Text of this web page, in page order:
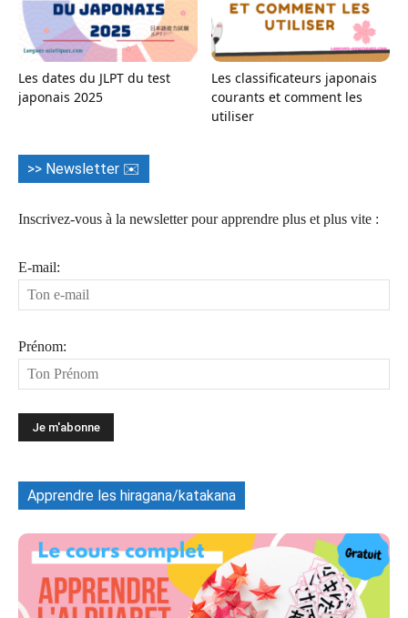
Les dates du JLPT du test
japonais 2025
Les classificateurs japonais
courants et comment les
utiliser
>> Newsletter ✉️
Inscrivez-vous à la newsletter pour apprendre plus et plus vite :
E-mail:
Prénom:
Apprendre les hiragana/katakana